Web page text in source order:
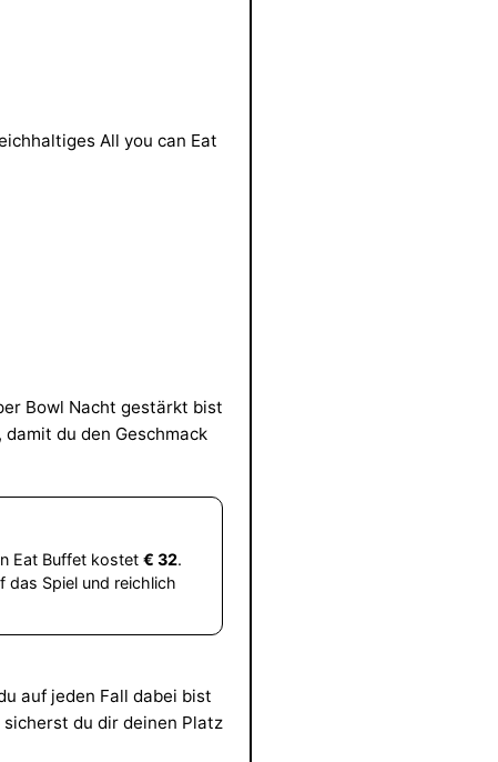
All you can Eat
Bowl Nacht gestärkt bist
du den Geschmack
Eat Buffet kostet€ 32.
das Spiel und reichlich
auf jeden Fall dabei bist
du dir deinen Platz